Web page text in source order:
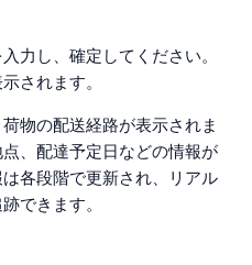
力し、確定してください。
されます。
物の配送経路が表示されま
、配達予定日などの情報が
各段階で更新され、リアル
できます。